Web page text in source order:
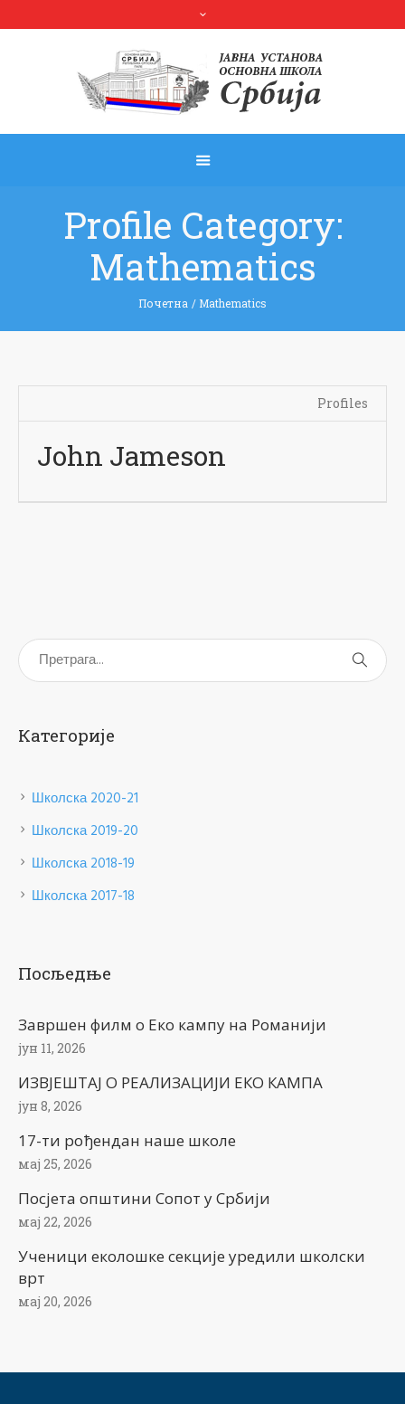
Profile Category:
Mathematics
Почетна / Mathematics
Profiles
John Jameson
Категорије
Школска 2020-21
Школска 2019-20
Школска 2018-19
Школска 2017-18
Посљедње
Завршен филм о Еко кампу на Романији
јун 11, 2026
ИЗВЈЕШТАЈ О РЕАЛИЗАЦИЈИ ЕКО КАМПА
јун 8, 2026
17-ти рођендан наше школе
мај 25, 2026
Посјета општини Сопот у Србији
мај 22, 2026
Ученици еколошке секције уредили школски
врт
мај 20, 2026